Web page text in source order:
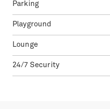
Parking
Playground
Lounge
24/7 Security